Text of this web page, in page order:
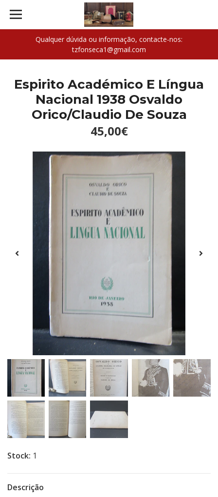
Qualquer dúvida ou informação, contacte-nos:
tzfonseca1@gmail.com
Espirito Académico E Língua
Nacional 1938 Osvaldo
Orico/Claudio De Souza
45,00€
Stock: 1
Descrição